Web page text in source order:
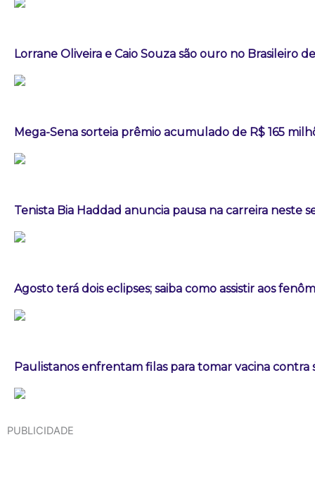
Lorrane Oliveira e Caio Souza são ouro no Brasileiro
Mega-Sena sorteia prêmio acumulado de R$ 165
Tenista Bia Haddad anuncia pausa na carreira neste
Agosto terá dois eclipses; saiba como assistir aos
Paulistanos enfrentam filas para tomar vacina contra
PUBLICIDADE